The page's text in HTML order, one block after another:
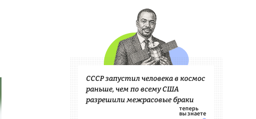
СССР запустил человека в космос
раньше, чем по всему США
разрешили межрасовые браки